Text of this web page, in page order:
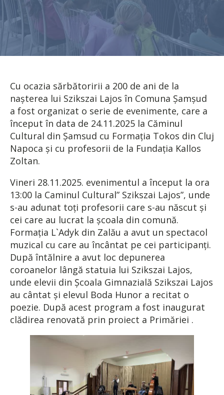
Cu ocazia sărbătoririi a 200 de ani de la
naşterea lui Szikszai Lajos în Comuna Şamşud
a fost organizat o serie de evenimente, care a
început în data de 24.11.2025 la Căminul
Cultural din Şamsud cu Formaţia Tokos din Cluj
Napoca şi cu profesorii de la Fundaţia Kallos
Zoltan.
Vineri 28.11.2025. evenimentul a început la ora
13:00 la Caminul Cultural” Szikszai Lajos”, unde
s-au adunat toţi profesorii care s-au născut şi
cei care au lucrat la şcoala din comună.
Formaţia L`Adyk din Zalău a avut un spectacol
muzical cu care au încântat pe cei participanţi.
După întălnire a avut loc depunerea
coroanelor lângă statuia lui Szikszai Lajos,
unde elevii din Şcoala Gimnazială Szikszai Lajos
au cântat şi elevul Boda Hunor a recitat o
poezie. După acest program a fost inaugurat
clădirea renovată prin proiect a Primăriei .